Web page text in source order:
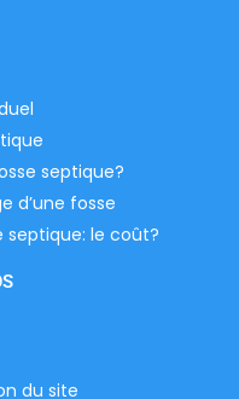
septique?
d’une fosse
septique: le coût?
du site